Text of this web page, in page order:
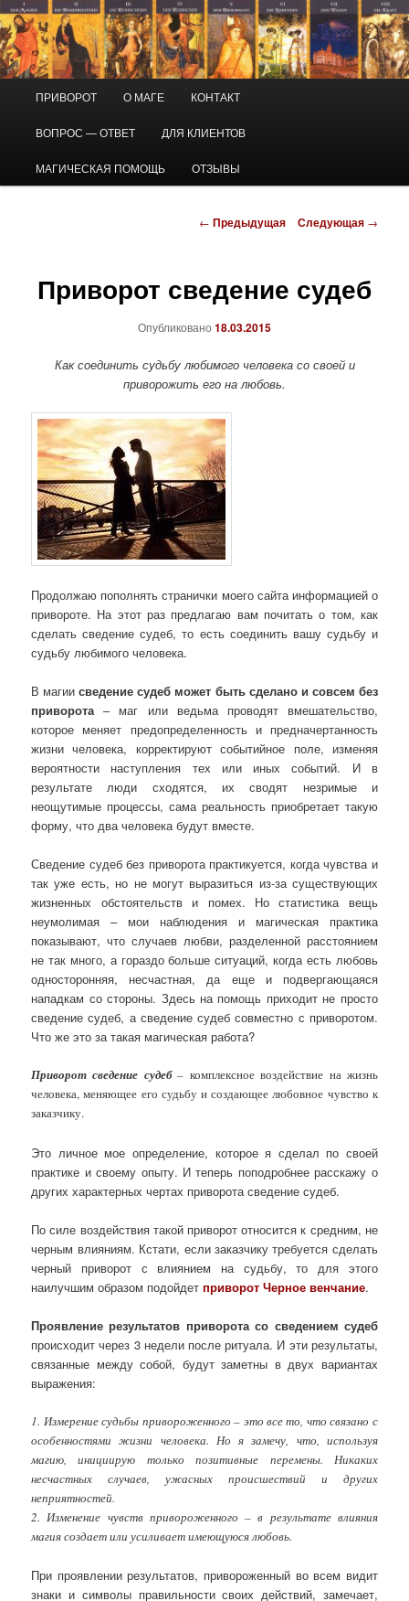
Перейти
к
основному
содержимому
Приворот и магическая помощь
Маг Виктор
ПРИВОРОТ О МАГЕ КОНТАКТ
ВОПРОС — ОТВЕТ ДЛЯ КЛИЕНТОВ
МАГИЧЕСКАЯ ПОМОЩЬ ОТЗЫВЫ
Навигация
← Предыдущая Следующая →
Приворот сведение судеб
Опубликовано 18.03.2015
Как соединить судьбу любимого человека со своей и
приворожить его на любовь.
Продолжаю пополнять странички моего сайта информацией о
привороте. На этот раз предлагаю вам почитать о том, как
сделать сведение судеб, то есть соединить вашу судьбу и
судьбу любимого человека.
В магиисведение судеб может быть сделано и совсем без
приворота– маг или ведьма проводят вмешательство,
которое меняет предопределенность и предначертанность
жизни человека, корректируют событийное поле, изменяя
вероятности наступления тех или иных событий. И в
результате люди сходятся, их сводят незримые и
неощутимые процессы, сама реальность приобретает такую
форму, что два человека будут вместе.
Сведение судеб без приворота практикуется, когда чувства и
так уже есть, но не могут выразиться из-за существующих
жизненных обстоятельств и помех. Но статистика вещь
неумолимая – мои наблюдения и магическая практика
показывают, что случаев любви, разделенной расстоянием
не так много, а гораздо больше ситуаций, когда есть любовь
односторонняя, несчастная, да еще и подвергающаяся
нападкам со стороны. Здесь на помощь приходит не просто
сведение судеб, а сведение судеб совместно с приворотом.
Что же это за такая магическая работа?
Приворот сведение судеб– комплексное воздействие на жизнь
человека, меняющее его судьбу и создающее любовное чувство к
заказчику.
Это личное мое определение, которое я сделал по своей
практике и своему опыту. И теперь поподробнее расскажу о
других характерных чертах приворота сведение судеб.
По силе воздействия такой приворот относится к средним, не
черным влияниям. Кстати, если заказчику требуется сделать
черный приворот с влиянием на судьбу, то для этого
наилучшим образом подойдетприворот Черное венчание.
Проявление результатов приворота со сведением судеб
происходит через 3 недели после ритуала. И эти результаты,
связанные между собой, будут заметны в двух вариантах
выражения:
1. Измерение судьбы привороженного – это все то, что связано с
особенностями жизни человека. Но я замечу, что, используя
магию, инициирую только позитивные перемены. Никаких
несчастных случаев, ужасных происшествий и других
неприятностей.
2. Изменение чувств привороженного – в результате влияния
магия создает или усиливает имеющуюся любовь.
При проявлении результатов, привороженный во всем видит
знаки и символы правильности своих действий, замечает,